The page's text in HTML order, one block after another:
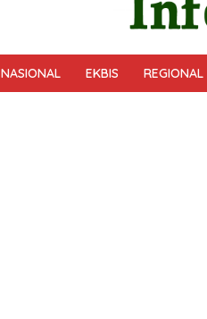
NASIONAL EKBIS REGIONAL